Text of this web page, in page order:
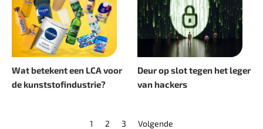
Wat betekent een LCA voor
de kunststofindustrie?
Deur op slot tegen het leger
van hackers
1 2 3 Volgende